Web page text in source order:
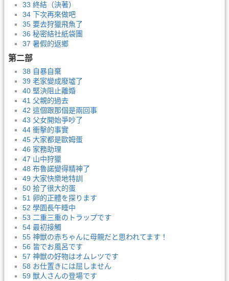
33 終結（決著）
34 下次再來做吧
35 要去狩獵飛魚了
36 秘密結社紙袋團
37 暑假的返鄉
第二部
38 自暴自棄
39 老家變成廢墟了
40 堅決阻止離婚
41 父親的過去
42 這個跟那個是兩回事
43 父女開始爭吵了
44 衝擊的事實
45 大家都是歐姆蛋
46 家務助理
47 山中狩獵
48 布魯諾變得精神了
49 大家快樂地特訓
50 拾了很大的蛋
51 卵的正體を探ります
52 學園長午睡中
53 二重三重のトラップです
54 最初接觸
55 神獣の赤ちゃんに母親だと思われてます！
56 皆でお風呂です
57 神獣の好物はオムレツです
58 お仕置きには屈しません
59 獣人さんの登場です